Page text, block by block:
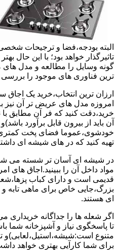
البته بودجه،فضا و ترجیحات شخصی
تاثیرگذار خواهد بود؛ با این حال
گونه وسایل را مطالعه و مدل های
ترین فناوری های موجود را بررسی
ارزان ترین انتخاب،خرید یک اجاق
امروزه مدل های عریض تر آن نیز
خرید،دقت کنید که فر آن مطابق
آن باید از بیرون قابل برآورد
خودشوی،عموما فضای پخت
تهیه کنید که در های شیشه ای
در شیشه ای آسان تر شسته می
مواد داخل آن را ببینید.اجاق های
قدیمی است و دارای کباب
بزرگ،جایی خاص برای ماهی تابه
ای هستند.
اگر شعله ها را جداگانه خریداری
تا پاسخگوی نیاز و آشپزخانه شما
متنوع است:شیشه،استیل،لعابی)و
برای شما کارآیی بهتری خواهد